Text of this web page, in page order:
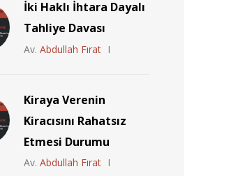
İki Haklı İhtara Dayalı
Tahliye Davası
Av. Abdullah Fırat
Kiraya Verenin
Kiracısını Rahatsız
Etmesi Durumu
Av. Abdullah Fırat